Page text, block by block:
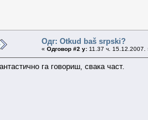
Одг: Otkud baš srpski?
« Одговор #2 у: 11.37 ч. 15.12.2007.
га говориш, свака част.